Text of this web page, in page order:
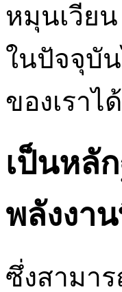
หมุนเวีย
ในปัจจุบั
ของเราไ
เป็นหลั
พลังงา
ซึ่งสามา